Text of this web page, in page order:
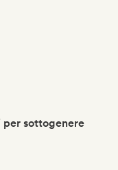
per sottogenere